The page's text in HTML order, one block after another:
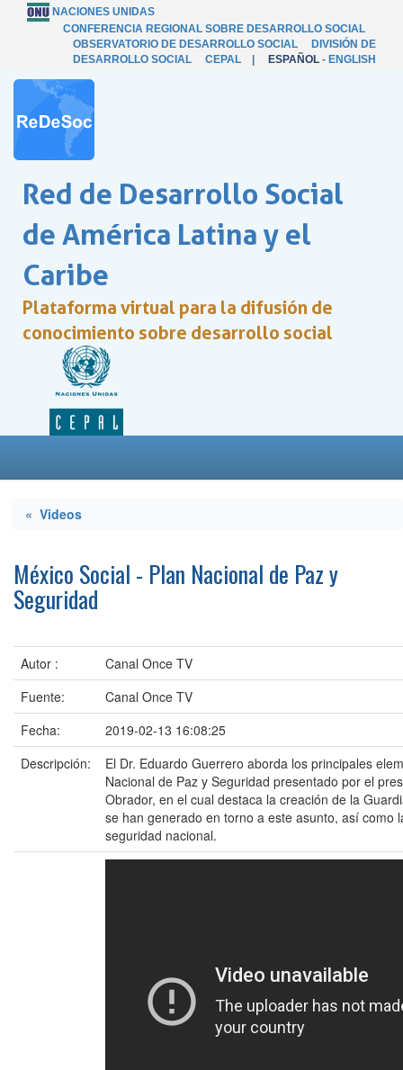
NACIONES UNIDAS
CONFERENCIA REGIONAL SOBRE DESARROLLO SOCIAL
OBSERVATORIO DE DESARROLLO SOCIAL
DIVISIÓN DE
DESARROLLO SOCIAL
CEPAL ESPAÑOL - ENGLISH
Red de Desarrollo Social
de América Latina y el
Caribe
Plataforma virtual para la difusión de
conocimiento sobre desarrollo social
« Videos
México Social - Plan Nacional de Paz y
Seguridad
Autor :
Canal Once TV
Fuente:
Canal Once TV
Fecha:
2019-02-13 16:08:25
Descripción:
El Dr. Eduardo Guerrero aborda los principales
Nacional de Paz y Seguridad presentado por el
Obrador, en el cual destaca la creación de la
se han generado en torno a este asunto, así como
seguridad nacional.